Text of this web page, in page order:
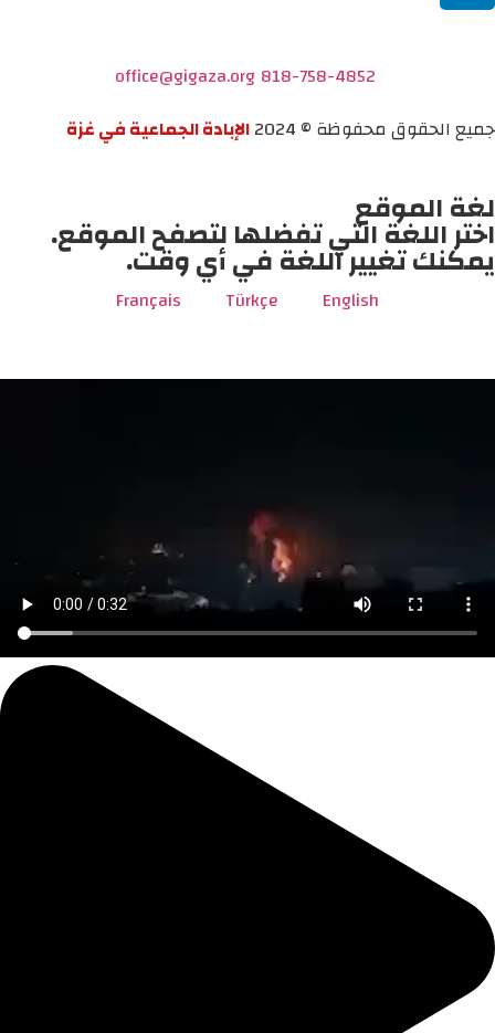
818-758-4852
office@gigaza.org
جميع الحقوق محفوظة © 2024
الإبادة الجماعية في غزة
لغة الموقع
اختر اللغة التي تفضلها لتصفح الموقع.
يمكنك تغيير اللغة في أي وقت.
English
Türkçe
Français